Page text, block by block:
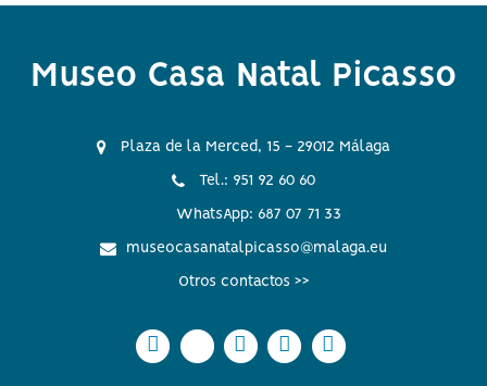
Museo Casa Natal Picasso
Plaza de la Merced, 15 - 29012 Málaga
Tel.: 951 92 60 60
WhatsApp: 687 07 71 33
museocasanatalpicasso@malaga.eu
Otros contactos >>
Icono
Icono
Icono
Icono
Icono
Icono
Icono
Icono
Icono
Icono